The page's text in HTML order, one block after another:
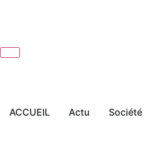
ACCUEIL Actu Société